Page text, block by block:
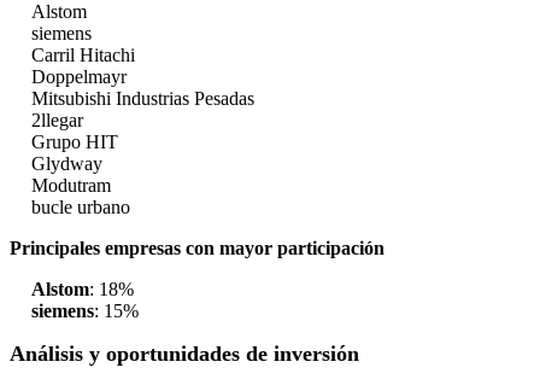
Alstom
siemens
Carril Hitachi
Doppelmayr
Mitsubishi Industrias Pesadas
2llegar
Grupo HIT
Glydway
Modutram
bucle urbano
Principales empresas con mayor participación
Alstom: 18%
siemens: 15%
Análisis y oportunidades de inversión